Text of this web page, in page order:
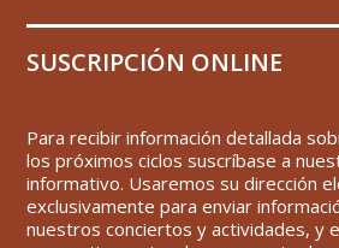
SUSCRIPCIÓN ONLINE
Para recibir información detallada
los próximos ciclos suscríbase a
informativo. Usaremos su dirección
exclusivamente para enviar
nuestros conciertos y actividades, y